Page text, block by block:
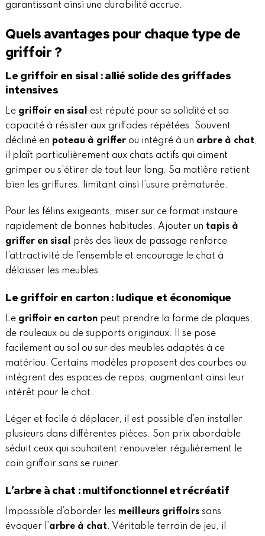
garantissant ainsi une durabilité accrue.
Quels avantages pour chaque type de
griffoir ?
Le griffoir en sisal : allié solide des griffades
intensives
Le griffoir en sisal est réputé pour sa solidité et sa
capacité à résister aux griffades répétées. Souvent
décliné en poteau à grifferou intégré à un arbre à chat,
il plaît particulièrement aux chats actifs qui aiment
grimper ou s’étirer de tout leur long. Sa matière retient
bien les griffures, limitant ainsi l’usure prématurée.
Pour les félins exigeants, miser sur ce format instaure
rapidement de bonnes habitudes. Ajouter un tapis à
griffer en sisal près des lieux de passage renforce
l’attractivité de l’ensemble et encourage le chat à
délaisser les meubles.
Le griffoir en carton : ludique et économique
Le griffoir en cartonpeut prendre la forme de plaques,
de rouleaux ou de supports originaux. Il se pose
facilement au sol ou sur des meubles adaptés à ce
matériau. Certains modèles proposent des courbes ou
intègrent des espaces de repos, augmentant ainsi leur
intérêt pour le chat.
Léger et facile à déplacer, il est possible d’en installer
plusieurs dans différentes pièces. Son prix abordable
séduit ceux qui souhaitent renouveler régulièrement le
coin griffoir sans se ruiner.
L’arbre à chat : multifonctionnel et récréatif
Impossible d’aborder les meilleurs griffoirssans
évoquer l’ arbre à chat. Véritable terrain de jeu, il